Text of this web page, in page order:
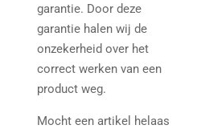
garantie. Door deze
garantie halen wij de
onzekerheid over het
correct werken van een
product weg.
Mocht een artikel helaas